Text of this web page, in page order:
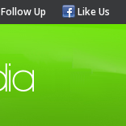
Follow Up Like Us